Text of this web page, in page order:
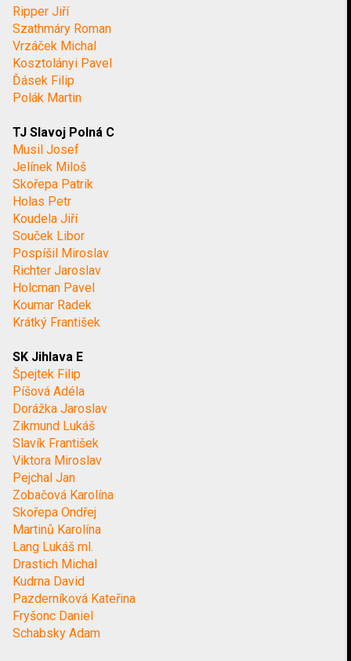
Ripper Jiří
Szathmáry Roman
Vrzáček Michal
Kosztolányi Pavel
Ďásek Filip
Polák Martin
TJ Slavoj Polná C
Musil Josef
Jelínek Miloš
Skořepa Patrik
Holas Petr
Koudela Jiří
Souček Libor
Pospíšil Miroslav
Richter Jaroslav
Holcman Pavel
Koumar Radek
Krátký František
SK Jihlava E
Špejtek Filip
Píšová Adéla
Dorážka Jaroslav
Zikmund Lukáš
Slavík František
Viktora Miroslav
Pejchal Jan
Zobačová Karolína
Skořepa Ondřej
Martinů Karolína
Lang Lukáš ml.
Drastich Michal
Kudrna David
Pazderníková Kateřina
Fryšonc Daniel
Schabsky Adam